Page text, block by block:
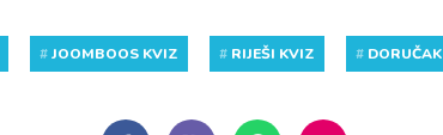
#JOOMBOOS KVIZ # RIJEŠI KVIZ # DORUČAK